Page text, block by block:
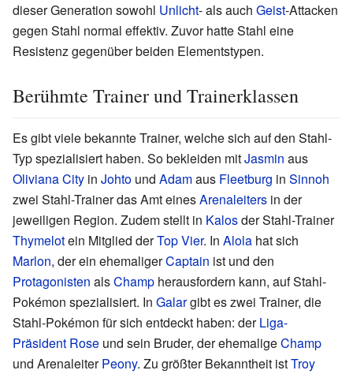
dieser Generation sowohl Unlicht- als auch Geist-Attacken
gegen Stahl normal effektiv. Zuvor hatte Stahl eine
Resistenz gegenüber beiden Elementstypen.
Berühmte Trainer und Trainerklassen
Es gibt viele bekannte Trainer, welche sich auf den Stahl-
Typ spezialisiert haben. So bekleiden mitJasmin aus
Oliviana City in Johto und Adamaus Fleetburg in Sinnoh
zwei Stahl-Trainer das Amt einesArenaleiters in der
jeweiligen Region. Zudem stellt in Kalosder Stahl-Trainer
Thymelotein Mitglied derTop Vier. In Alola hat sich
Marlon, der ein ehemaligerCaptain ist und den
Protagonisten alsChamp herausfordern kann, auf Stahl-
Pokémon spezialisiert. In Galargibt es zwei Trainer, die
Stahl-Pokémon für sich entdeckt haben: derLiga-
Präsident Rose und sein Bruder, der ehemaligeChamp
und ArenaleiterPeony. Zu größter Bekanntheit istTroy